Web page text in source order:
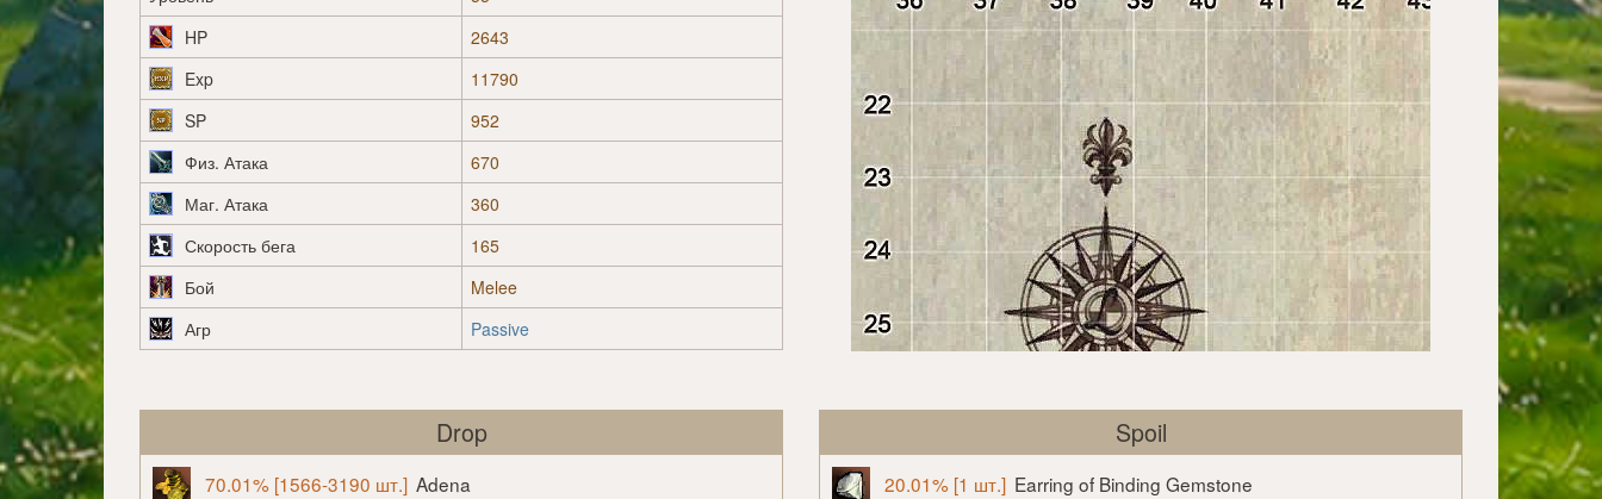
HP
2643
Exp
11790
SP
952
Физ. Атака
670
Маг. Атака
360
Скорость бега
165
Бой
Melee
Агр
Passive
Drop
70.01% [1566-3190 шт.] Adena
Spoil
20.01% [1 шт.] Earring of Binding Gemstone